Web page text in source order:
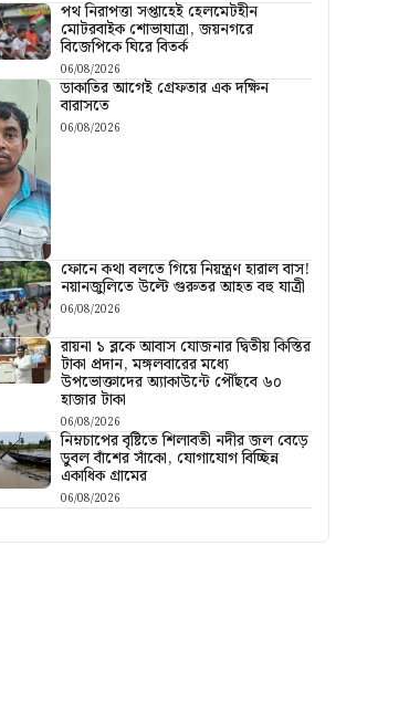
পথ নিরাপত্তা সপ্তাহেই হেলমেটহীন
মোটরবাইক শোভাযাত্রা, জয়নগরে
বিজেপিকে ঘিরে বিতর্ক
06/08/2026
ডাকাতির আগেই গ্রেফতার এক দক্ষিন
বারাসতে
06/08/2026
ফোনে কথা বলতে গিয়ে নিয়ন্ত্রণ হারাল বাস!
নয়ানজুলিতে উল্টে গুরুতর আহত বহু যাত্রী
06/08/2026
রায়না ১ ব্লকে আবাস যোজনার দ্বিতীয় কিস্তির
টাকা প্রদান, মঙ্গলবারের মধ্যে
উপভোক্তাদের অ্যাকাউন্টে পৌঁছবে ৬০
হাজার টাকা
06/08/2026
নিম্নচাপের বৃষ্টিতে শিলাবতী নদীর জল বেড়ে
ডুবল বাঁশের সাঁকো, যোগাযোগ বিচ্ছিন্ন
একাধিক গ্রামের
06/08/2026